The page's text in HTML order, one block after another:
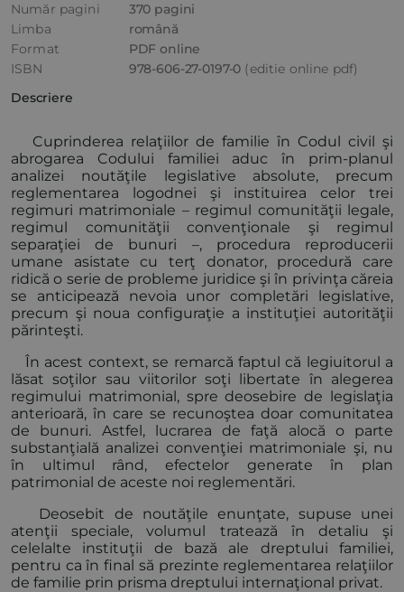
Număr pagini
370 pagini
Limba
română
Format
PDF online
ISBN
978-606-27-0197-0 (editie online pdf)
Descriere
Cuprinderea relaţiilor de familie în Codul civil şi
abrogarea Codului familiei aduc în prim-planul
analizei noutăţile legislative absolute, precum
reglementarea logodnei şi instituirea celor trei
regimuri matrimoniale – regimul comunităţii legale,
regimul comunităţii convenţionale şi regimul
separaţiei de bunuri –, procedura reproducerii
umane asistate cu terţ donator, procedură care
ridică o serie de probleme juridice şi în privinţa căreia
se anticipează nevoia unor completări legislative,
precum şi noua configuraţie a instituţiei autorităţii
părinteşti.
În acest context, se remarcă faptul că legiuitorul a
lăsat soţilor sau viitorilor soţi libertate în alegerea
regimului matrimonial, spre deosebire de legislaţia
anterioară, în care se recunoştea doar comunitatea
de bunuri. Astfel, lucrarea de faţă alocă o parte
substanţială analizei convenţiei matrimoniale şi, nu
în ultimul rând, efectelor generate în plan
patrimonial de aceste noi reglementări.
Deosebit de noutăţile enunţate, supuse unei
atenţii speciale, volumul tratează în detaliu şi
celelalte instituţii de bază ale dreptului familiei,
pentru ca în final să prezinte reglementarea relaţiilor
de familie prin prisma dreptului internaţional privat.